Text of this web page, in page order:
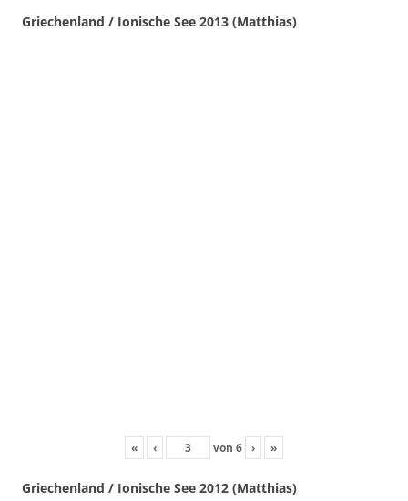
Griechenland / Ionische See 2013 (Matthias)
« ‹ von 6 › »
Griechenland / Ionische See 2012 (Matthias)